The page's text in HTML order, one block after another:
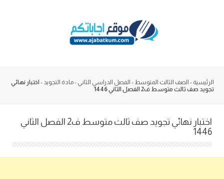
الرئيسية - الصف الثالث المتوسط - الفصل الدراسي الثاني -مادة التجويد - اختبار نهائي
تجويد صف ثالث متوسط ف2 الفصل الثاني 1446
اختبار نهائي تجويد صف ثالث متوسط ف2 الفصل الثاني
1446